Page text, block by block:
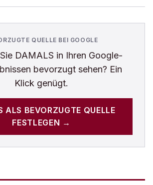
QUELLE BEI GOOGLE
DAMALS in Ihren Google-
bevorzugt sehen? Ein
Klick genügt.
ALS BEVORZUGTE QUELLE
FESTLEGEN →